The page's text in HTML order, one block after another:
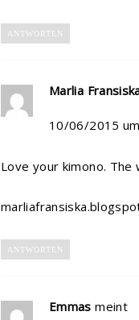
ANTWORTEN
Marlia
10/06/2015
Love your kimono. The
ANTWORTEN
Emmas meint